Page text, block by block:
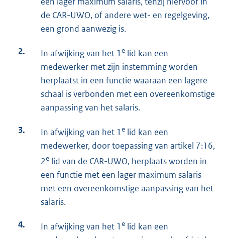
de CAR-UWO, of andere wet- en regelgeving,
een grond aanwezig is.
2. In afwijking van het 1 e lid kan een
medewerker met zijn instemming worden
herplaatst in een functie waaraan een lagere
schaal is verbonden met een overeenkomstige
aanpassing van het salaris.
3. In afwijking van het 1 e lid kan een
medewerker, door toepassing van artikel 7:16,
2e lid van de CAR-UWO, herplaats worden in
een functie met een lager maximum salaris
met een overeenkomstige aanpassing van het
salaris.
4. In afwijking van het 1 e lid kan een